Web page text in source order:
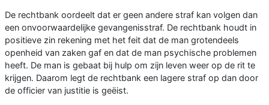
De rechtbank oordeelt dat er geen andere straf kan volgen dan
een onvoorwaardelijke gevangenisstraf. De rechtbank houdt in
positieve zin rekening met het feit dat de man grotendeels
openheid van zaken gaf en dat de man psychische problemen
heeft. De man is gebaat bij hulp om zijn leven weer op de rit te
krijgen. Daarom legt de rechtbank een lagere straf op dan door
de officier van justitie is geëist.